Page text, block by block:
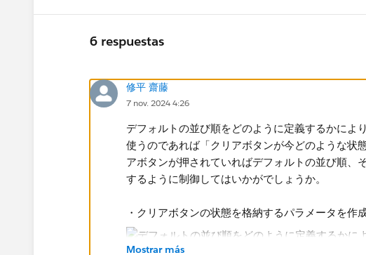
6 respuestas
修平 齋藤
7 nov. 2024 4:26
デフォルトの並び順をどのように定義するかによ
使うのであれば​「クリアボタンが今どのような状
アボタンが押されていればデフォルトの並び順、
するように制御してはいかがでしょうか。
・クリアボタンの状態を格納するパラメータを作
Mostrar más